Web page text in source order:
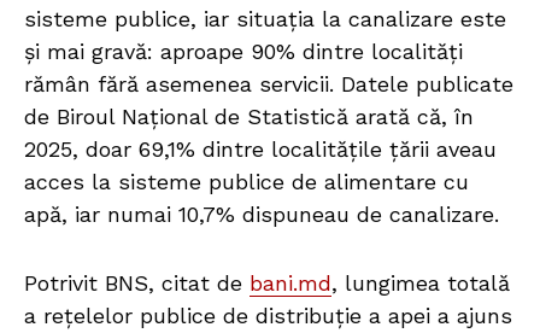
sisteme publice, iar situația la canalizare este
și mai gravă: aproape 90% dintre localități
rămân fără asemenea servicii. Datele publicate
de Biroul Național de Statistică arată că, în
2025, doar 69,1% dintre localitățile țării aveau
acces la sisteme publice de alimentare cu
apă, iar numai 10,7% dispuneau de canalizare.
Potrivit BNS, citat de bani.md, lungimea totală
a rețelelor publice de distribuție a apei a ajuns